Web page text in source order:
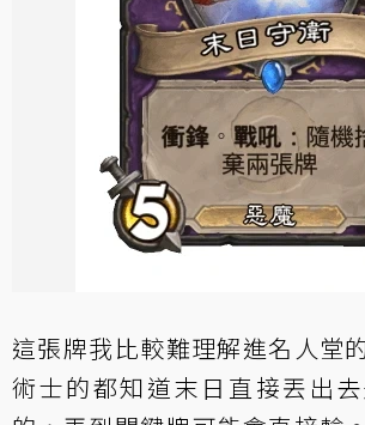
這張牌我比較難理解進名人堂
術士的都知道末日直接丟出